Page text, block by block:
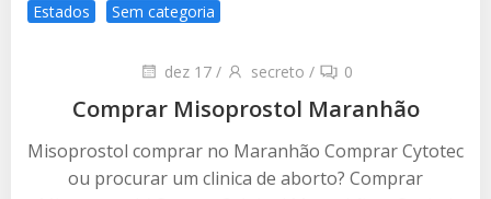
Estados
Sem categoria
dez 17 / secreto / 0
Comprar Misoprostol Maranhão
Misoprostol comprar no Maranhão Comprar Cytotec
ou procurar um clinica de aborto? Comprar